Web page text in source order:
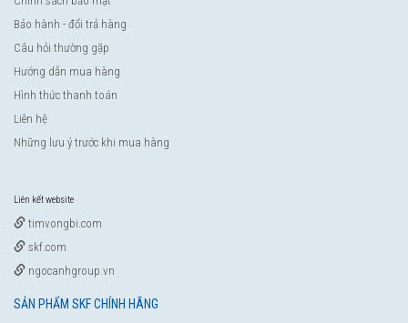
Bảo hành - đổi trả hàng
Câu hỏi thường gặp
Hướng dẫn mua hàng
Hình thức thanh toán
Liên hệ
Những lưu ý trước khi mua hàng
Liên kết website
timvongbi.com
skf.com
ngocanhgroup.vn
SẢN PHẨM SKF CHÍNH HÃNG